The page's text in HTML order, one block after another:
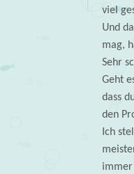
viel
Und
mag,
Sehr
Geht
dass
den
Ich
immer